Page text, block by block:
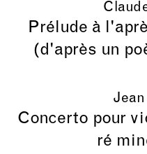
Prélude à
(d'après un
Concerto pour
ré